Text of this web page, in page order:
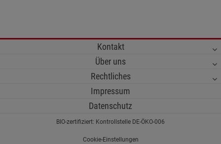
Kontakt
Über uns
Rechtliches
Impressum
Datenschutz
BIO-zertifiziert: Kontrollstelle DE-ÖKO-006
Cookie-Einstellungen